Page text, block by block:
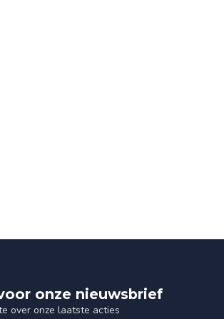
onze nieuwsbrief
over onze laatste acties